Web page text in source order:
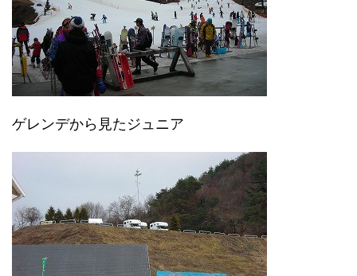
ゲレンデから見たジュニア